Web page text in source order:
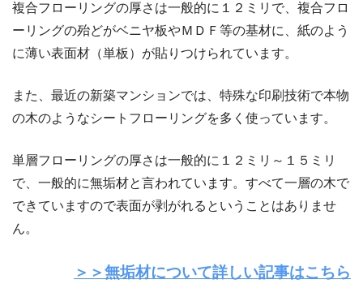
複合フローリングの厚さは一般的に１２ミリで、複合フロ
ーリングの殆どがベニヤ板やＭＤＦ等の基材に、紙のよう
に薄い表面材（単板）が貼りつけられています。
また、最近の新築マンションでは、特殊な印刷技術で本物
の木のようなシートフローリングを多く使っています。
単層フローリングの厚さは一般的に１２ミリ～１５ミリ
で、一般的に無垢材と言われています。すべて一層の木で
できていますので表面が剥がれるということはありませ
ん。
＞＞無垢材について詳しい記事はこちら